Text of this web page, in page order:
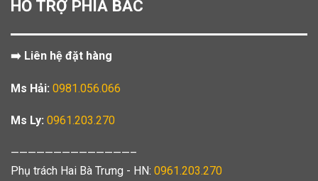
HỖ TRỢ PHÍA BẮC
➡️ Liên hệ đặt hàng
Ms Hải: 0981.056.066
Ms Ly: 0961.203.270
——————————————–
Phụ trách Hai Bà Trưng - HN: 0961.203.270